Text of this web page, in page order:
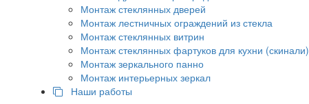
Монтаж стеклянных дверей
Монтаж лестничных ограждений из стекла
Монтаж стеклянных витрин
Монтаж стеклянных фартуков для кухни (скинали)
Монтаж зеркального панно
Монтаж интерьерных зеркал
Наши работы